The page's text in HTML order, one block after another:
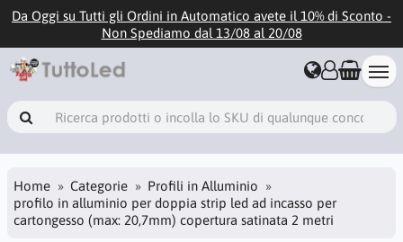
Da Oggi su Tutti gli Ordini in Automatico avete il 10% di Sconto -
Non Spediamo dal 13/08 al 20/08
Home Categorie
Profili in Alluminio
profilo in alluminio per doppia strip led ad incasso per
cartongesso (max: 20,7mm) copertura satinata 2 metri